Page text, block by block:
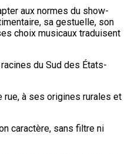
aux normes du show-
sa gestuelle, son
choix musicaux traduisent
du Sud des États-
rue, à ses origines rurales et
caractère, sans filtre ni